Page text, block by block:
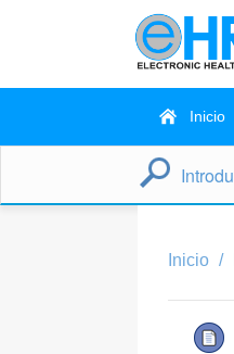
Inicio
Inicio